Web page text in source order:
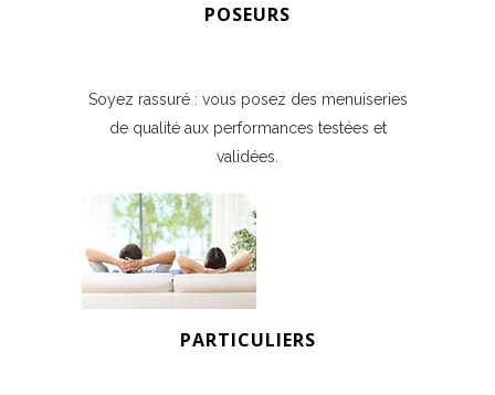
POSEURS
Soyez rassuré : vous posez des menuiseries
de qualité aux performances testées et
validées.
PARTICULIERS